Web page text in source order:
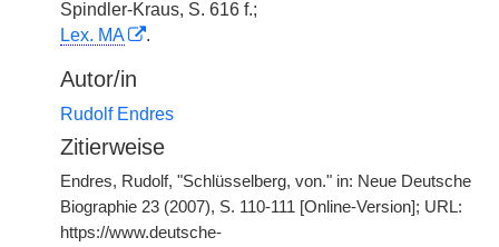
Spindler-Kraus, S. 616 f.;
Lex. MA
.
Autor/in
Rudolf Endres
Zitierweise
Endres, Rudolf, "Schlüsselberg, von." in: Neue Deutsche
Biographie 23 (2007), S. 110-111 [Online-Version]; URL:
https://www.deutsche-